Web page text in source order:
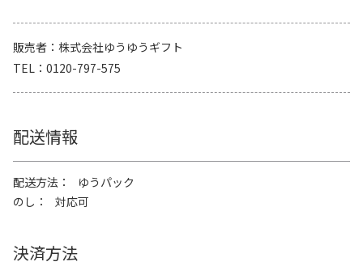
販売者
株式会社ゆうゆうギフト
TEL
0120-797-575
配送情報
配送方法
ゆうパック
のし
対応可
決済方法